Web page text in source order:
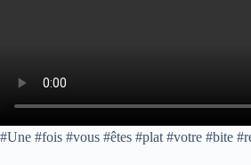
#Une #fois #vous #êtes #plat #votre #bite